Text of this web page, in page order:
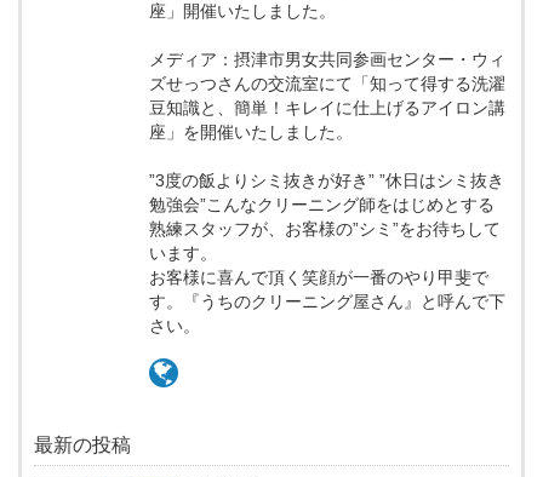
座」開催いたしました。
メディア：摂津市男女共同参画センター・ウィ
ズせっつさんの交流室にて「知って得する洗濯
豆知識と、簡単！キレイに仕上げるアイロン講
座」を開催いたしました。
”3度の飯よりシミ抜きが好き” ”休日はシミ抜き
勉強会”こんなクリーニング師をはじめとする
熟練スタッフが、お客様の”シミ”をお待ちして
います。
お客様に喜んで頂く笑顔が一番のやり甲斐で
す。『うちのクリーニング屋さん』と呼んで下
さい。
最新の投稿